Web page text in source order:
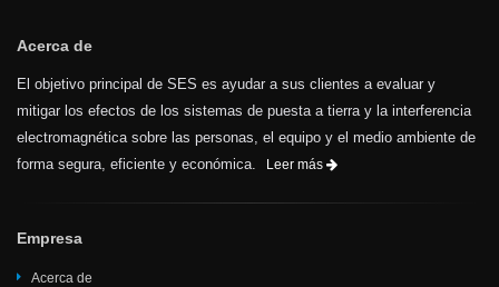
de gasto incurrido por los
participantes.
Acerca de
El objetivo principal de SES es ayudar a sus clientes a evaluar y
mitigar los efectos de los sistemas de puesta a tierra y la interferencia
electromagnética sobre las personas, el equipo y el medio ambiente de
forma segura, eficiente y económica.
Leer más
Empresa
Acerca de